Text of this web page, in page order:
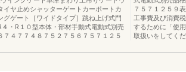
イヤ止めシャッターゲートカーポートカ
ゲート［ワイドタイプ］跳ね上げ式門
・R１０型本体・部材手動式電動式別売
７４７７４８７５２７５６７５７１２５
７５７１２５９
工事費及び消費
するために「使
取扱いをしてく